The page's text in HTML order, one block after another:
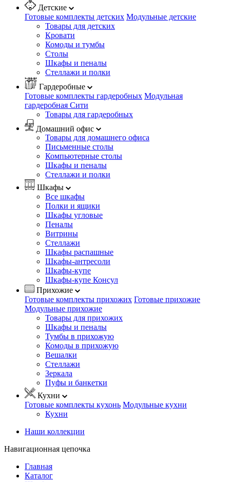
Детские
Готовые комплекты детских Модульные детские
Товары для детских
Кровати
Комоды и тумбы
Столы
Шкафы и пеналы
Стеллажи и полки
Гардеробные
Готовые комплекты гардеробных Модульная
гардеробная Сити
Товары для гардеробных
Домашний офис
Товары для домашнего офиса
Письменные столы
Компьютерные столы
Шкафы и пеналы
Стеллажи и полки
Шкафы
Все шкафы
Полки и ящики
Шкафы угловые
Пеналы
Витрины
Стеллажи
Шкафы распашные
Шкафы-антресоли
Шкафы-купе
Шкафы-купе Консул
Прихожие
Готовые комплекты прихожих Готовые прихожие
Модульные прихожие
Товары для прихожих
Шкафы и пеналы
Тумбы в прихожую
Комоды в прихожую
Вешалки
Стеллажи
Зеркала
Пуфы и банкетки
Кухни
Готовые комплекты кухонь Модульные кухни
Кухни
Наши коллекции
Навигационная цепочка
Главная
Каталог